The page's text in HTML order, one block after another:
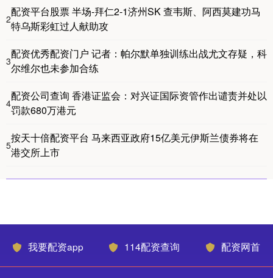
2
配资平台股票 半场-拜仁2-1济州SK 查韦斯、阿西莫建功马
特乌斯彩虹过人献助攻
3
配资优秀配资门户 记者：帕尔默单独训练出战尤文存疑，科
尔维尔也未参加合练
4
配资公司查询 香港证监会：对兴证国际资管作出谴责并处以
罚款680万港元
5
按天十倍配资平台 马来西亚政府15亿美元伊斯兰债券将在
港交所上市
我要配资app 114配资查询 配资网首